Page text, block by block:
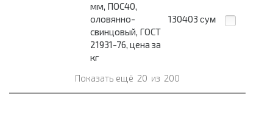
мм, ПОС40,
оловянно-
свинцовый, ГОСТ
21931-76, цена за
кг
130403 сум
Показать ещё 20 из 200